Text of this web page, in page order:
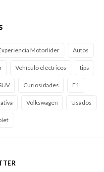
Motorlider Autos
Vehículo eléctricos tips
Curiosidades F1
Volkswagen Usados